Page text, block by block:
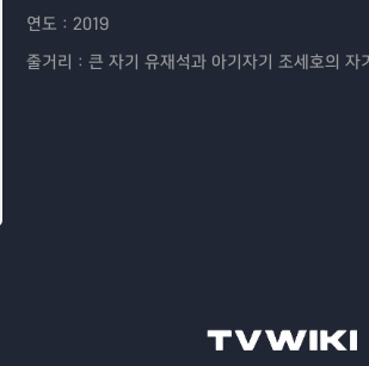
연도： 2019
줄거리： 큰 자기 유재석과 아기자기 조세호의 자